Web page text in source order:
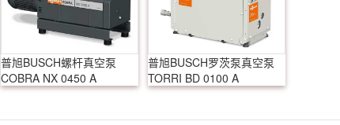
普旭BUSCH螺杆真空泵
COBRA NX 0450 A
普旭BUSCH罗茨泵真空泵
TORRI BD 0100 A